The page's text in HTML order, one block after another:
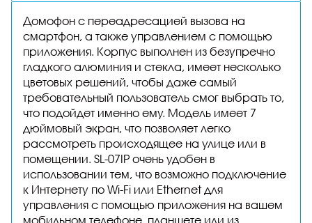
Домофон с переадресацией вызова на
смартфон, а также управлением с помощью
приложения. Корпус выполнен из безупречно
гладкого алюминия и стекла, имеет несколько
цветовых решений, чтобы даже самый
требовательный пользователь смог выбрать то,
что подойдет именно ему. Модель имеет 7
дюймовый экран, что позволяет легко
рассмотреть происходящее на улице или в
помещении. SL-07IP очень удобен в
использовании тем, что возможно подключение
к Интернету по Wi-Fi или Ethernet для
управления с помощью приложения на вашем
мобильном телефоне, планшете или из